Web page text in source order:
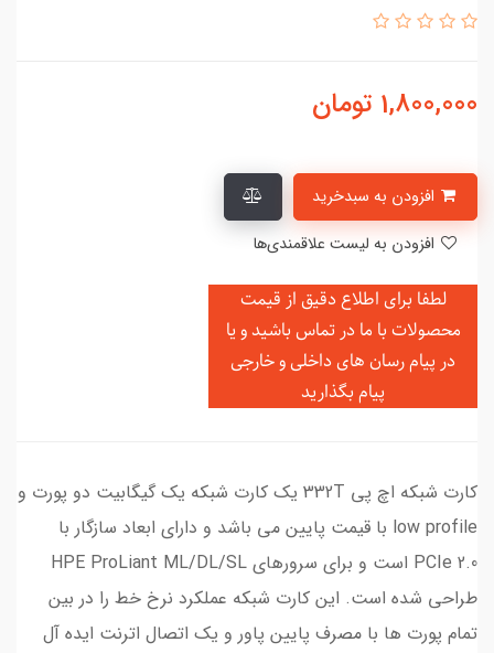
1,800,000 تومان
لطفا برای اطلاع دقیق از قیمت
محصولات با ما در تماس باشید و یا
در پیام رسان های داخلی و خارجی
پیام بگذارید
کارت شبکه اچ پی 332T یک کارت شبکه یک گیگابیت دو پورت و
low profile با قیمت پایین می باشد و دارای ابعاد سازگار با
PCIe 2.0 است و برای سرورهای HPE ProLiant ML/DL/SL
طراحی شده است. این کارت شبکه عملکرد نرخ خط را در بین
تمام پورت ها با مصرف پایین پاور و یک اتصال اترنت ایده آل